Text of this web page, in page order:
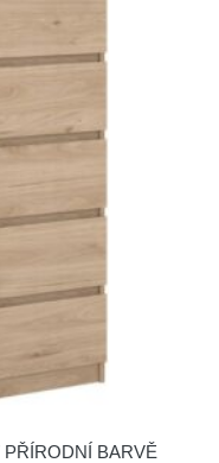
BARVĚ